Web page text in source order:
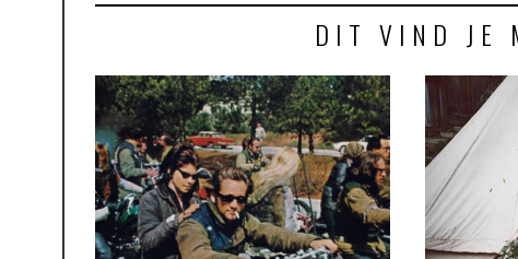
DIT VIND JE